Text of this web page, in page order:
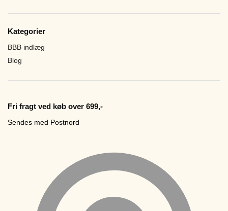
Kategorier
BBB indlæg
Blog
Fri fragt ved køb over 699,-
Sendes med Postnord